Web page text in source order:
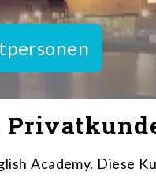
Academy. Diese